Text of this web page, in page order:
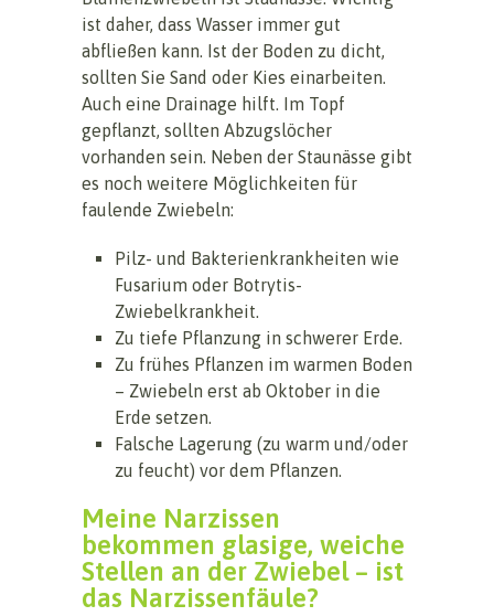
ist daher, dass Wasser immer gut
abfließen kann. Ist der Boden zu dicht,
sollten Sie Sand oder Kies einarbeiten.
Auch eine Drainage hilft. Im Topf
gepflanzt, sollten Abzugslöcher
vorhanden sein. Neben der Staunässe gibt
es noch weitere Möglichkeiten für
faulende Zwiebeln:
Pilz- und Bakterienkrankheiten wie
Fusarium oder Botrytis-
Zwiebelkrankheit.
Zu tiefe Pflanzung in schwerer Erde.
Zu frühes Pflanzen im warmen Boden
– Zwiebeln erst ab Oktober in die
Erde setzen.
Falsche Lagerung (zu warm und/oder
zu feucht) vor dem Pflanzen.
Meine Narzissen
bekommen glasige, weiche
Stellen an der Zwiebel – ist
das Narzissenfäule?